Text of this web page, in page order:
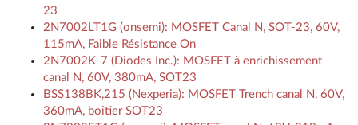
23
2N7002LT1G (onsemi): MOSFET Canal N, SOT-23, 60V,
115mA, Faible Résistance On
2N7002K-7 (Diodes Inc.): MOSFET à enrichissement
canal N, 60V, 380mA, SOT23
BSS138BK,215 (Nexperia): MOSFET Trench canal N, 60V,
360mA, boîtier SOT23